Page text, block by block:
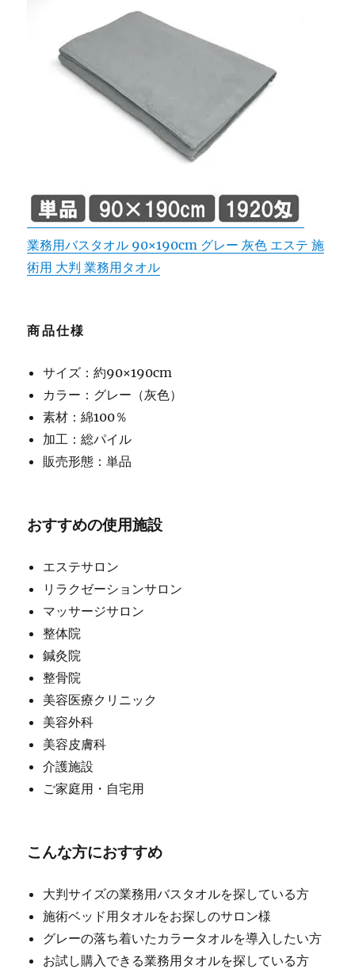
業務用バスタオル 90×190cm グレー 灰色 エステ 施
術用 大判 業務用タオル
商品仕様
サイズ：約90×190cm
カラー：グレー（灰色）
素材：綿100％
加工：総パイル
販売形態：単品
おすすめの使用施設
エステサロン
リラクゼーションサロン
マッサージサロン
整体院
鍼灸院
整骨院
美容医療クリニック
美容外科
美容皮膚科
介護施設
ご家庭用・自宅用
こんな方におすすめ
大判サイズの業務用バスタオルを探している方
施術ベッド用タオルをお探しのサロン様
グレーの落ち着いたカラータオルを導入したい方
お試し購入できる業務用タオルを探している方